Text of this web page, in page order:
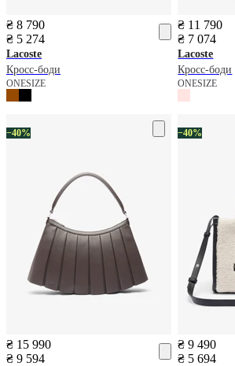
₴ 8 790
₴ 5 274
Lacoste
Кросс-боди
ONESIZE
₴ 11 790
₴ 7 074
Lacoste
Кросс-боди
ONESIZE
−40%
₴ 15 990
₴ 9 594
−40%
₴ 9 490
₴ 5 694